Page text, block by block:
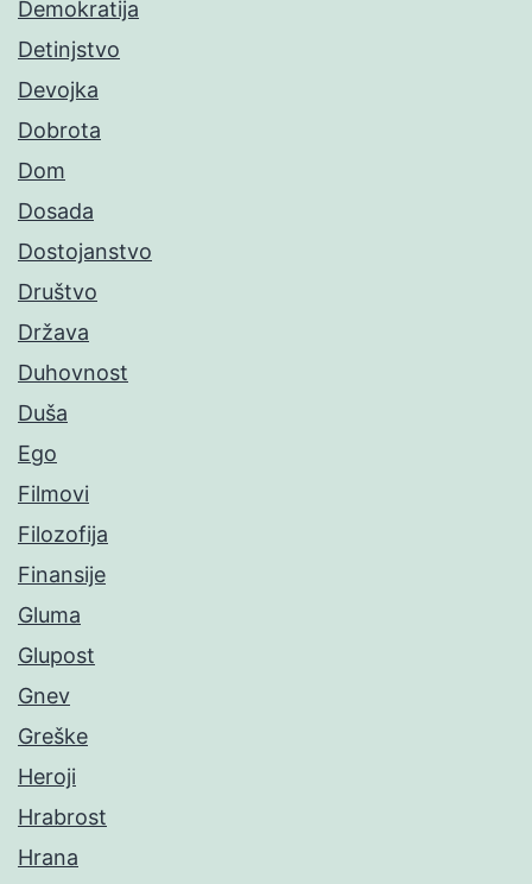
Demokratija
Detinjstvo
Devojka
Dobrota
Dom
Dosada
Dostojanstvo
Društvo
Država
Duhovnost
Duša
Ego
Filmovi
Filozofija
Finansije
Gluma
Glupost
Gnev
Greške
Heroji
Hrabrost
Hrana